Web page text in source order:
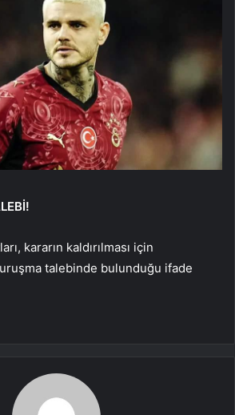
kararın kaldırılması için
talebinde bulunduğu ifade